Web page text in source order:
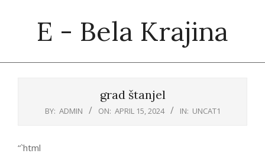
E - Bela Krajina
grad štanjel
BY: ADMIN ON: APRIL 15, 2024 IN: UNCAT1
“`html